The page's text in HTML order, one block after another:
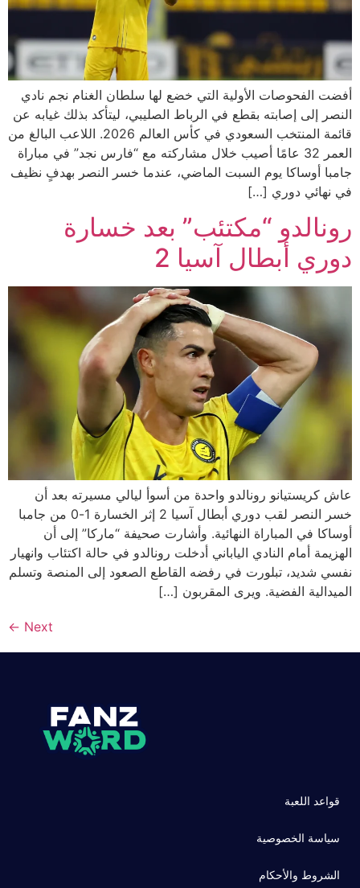
أفضت الفحوصات الأولية التي خضع لها سلطان الغنام نجم نادي
النصر إلى إصابته بقطع في الرباط الصليبي، ليتأكد بذلك غيابه عن
قائمة المنتخب السعودي في كأس العالم 2026. اللاعب البالغ من
العمر 32 عامًا أصيب خلال مشاركته مع “فارس نجد” في مباراة
جامبا أوساكا يوم السبت الماضي، عندما خسر النصر بهدفٍ نظيف
في نهائي دوري […]
رونالدو “مكتئب” بعد خسارة
دوري أبطال آسيا 2
عاش كريستيانو رونالدو واحدة من أسوأ ليالي مسيرته بعد أن
خسر النصر لقب دوري أبطال آسيا 2 إثر الخسارة 1-0 من جامبا
أوساكا في المباراة النهائية. وأشارت صحيفة “ماركا” إلى أن
الهزيمة أمام النادي الياباني أدخلت رونالدو في حالة اكتئاب وانهيار
نفسي شديد، تبلورت في رفضه القاطع الصعود إلى المنصة وتسلم
الميدالية الفضية. ويرى المقربون […]
Next
←
قواعد اللعبة
سياسة الخصوصية
الشروط والأحكام